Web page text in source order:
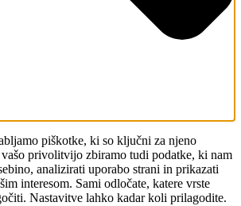
piškotke, ki so ključni za njeno
privolitvijo zbiramo tudi podatke, ki nam
analizirati uporabo strani in prikazati
interesom. Sami odločate, katere vrste
Nastavitve lahko kadar koli prilagodite.